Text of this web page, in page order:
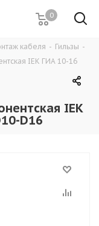
0
кабеля - Гильзы -
IEK ГИА 10-16
IEK
D16